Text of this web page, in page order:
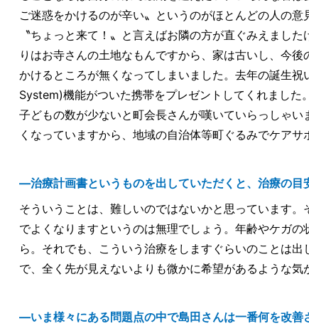
ご迷惑をかけるのが辛い〟というのがほとんどの人の
〝ちょっと来て！〟と言えばお隣の方が直ぐみえまし
りはお寺さんの土地なもんですから、家は古いし、今
かけるところが無くなってしまいました。去年の誕生
System)機能がついた携帯をプレゼントしてくれまし
子どもの数が少ないと町会長さんが嘆いていらっしゃ
くなっていますから、地域の自治体等町ぐるみでケア
―治療計画書というものを出していただくと、治療の目
そういうことは、難しいのではないかと思っています
でよくなりますというのは無理でしょう。年齢やケガ
ら。それでも、こういう治療をしますぐらいのことは
で、全く先が見えないよりも微かに希望があるような気
―いま様々にある問題点の中で島田さんは一番何を改